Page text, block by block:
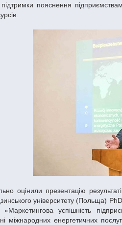
підтримки пояснення
університету (Польща)
успішність
міжнародних енергетичних